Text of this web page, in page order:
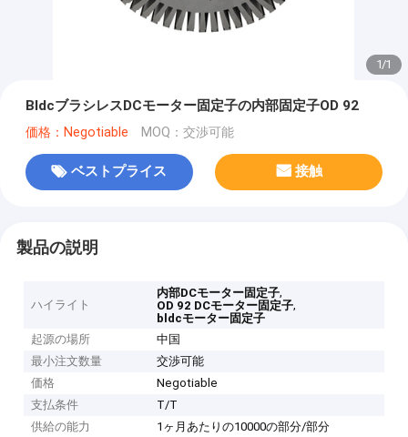
1/1
BldcブラシレスDCモーター固定子の内部固定子OD 92
価格：Negotiable MOQ：交渉可能
ベストプライス 接触
製品の説明
ハイライト
内部DCモーター固定子,
OD 92 DCモーター固定子,
bldcモーター固定子
起源の場所
中国
最小注文数量
交渉可能
価格
Negotiable
支払条件
T/T
供給の能力
1ヶ月あたりの10000の部分/部分